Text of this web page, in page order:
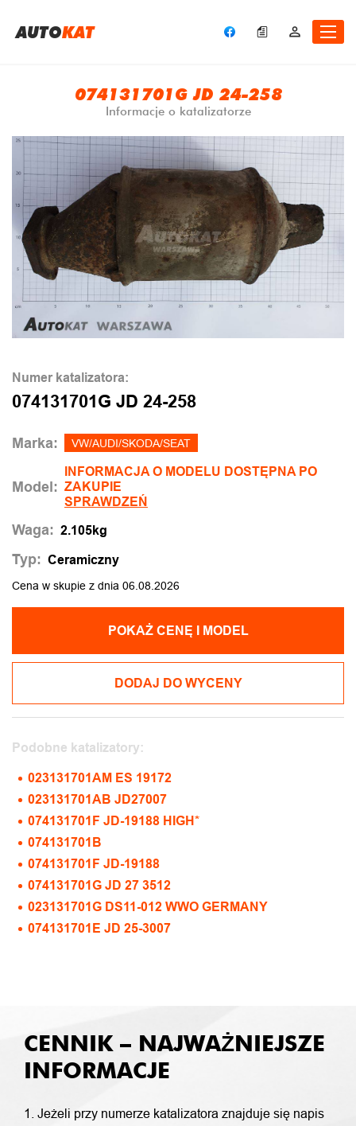
AUTOKAT
074131701G JD 24-258
Informacje o katalizatorze
Numer katalizatora:
074131701G JD 24-258
Marka: VW/AUDI/SKODA/SEAT
Model:
INFORMACJA O MODELU DOSTĘPNA PO
ZAKUPIE
SPRAWDZEŃ
Waga: 2.105kg
Typ: Ceramiczny
Cena w skupie z dnia 06.08.2026
POKAŻ CENĘ I MODEL
DODAJ DO WYCENY
Podobne katalizatory:
023131701AM ES 19172
023131701AB JD27007
074131701F JD-19188 HIGH*
074131701B
074131701F JD-19188
074131701G JD 27 3512
023131701G DS11-012 WWO GERMANY
074131701E JD 25-3007
CENNIK – NAJWAŻNIEJSZE
INFORMACJE
1. Jeżeli przy numerze katalizatora znajduje się napis